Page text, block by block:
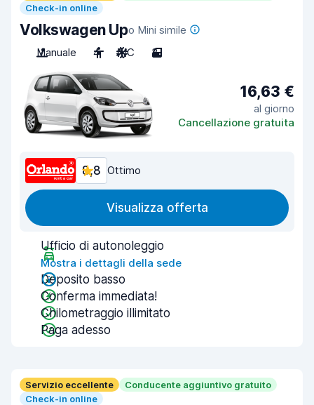
Check-in online
Volkswagen Upo Mini simile
Manuale
4 A/C 3
16,63 €
al giorno
Cancellazione gratuita
8,8 Ottimo
Visualizza offerta
Ufficio di autonoleggio
Mostra i dettagli della sede
Deposito basso
Conferma immediata!
Chilometraggio illimitato
Paga adesso
Servizio eccellente
Conducente aggiuntivo gratuito
Check-in online